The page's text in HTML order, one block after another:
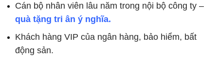
Cán bộ nhân viên lâu năm trong nội bộ công ty –
quà tặng tri ân ý nghĩa.
Khách hàng VIP của ngân hàng, bảo hiểm, bất
động sản.